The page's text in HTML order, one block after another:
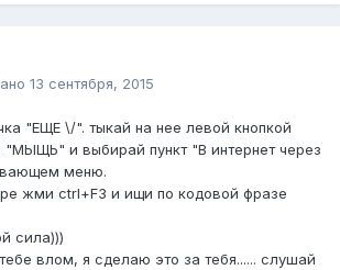
13 сентября, 2015
"ЕЩЕ \/". тыкай на нее левой кнопкой
"МЫЩЬ" и выбирай пункт "В интернет через
меню.
жми ctrl+F3 и ищи по кодовой фразе
сила)))
влом, я сделаю это за тебя...... слушай